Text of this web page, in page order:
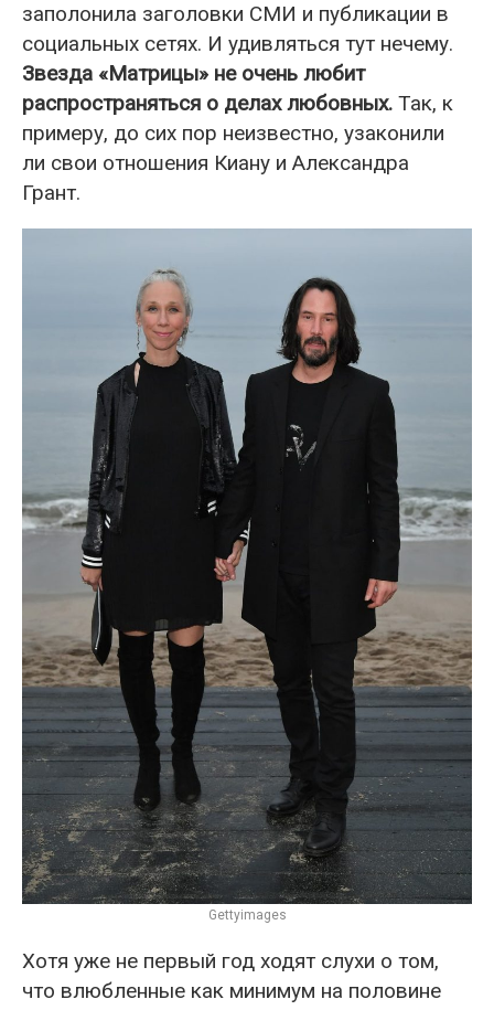
заполонила заголовки СМИ и публикации в
социальных сетях. И удивляться тут нечему.
Звезда «Матрицы» не очень любит
распространяться о делах любовных. Так, к
примеру, до сих пор неизвестно, узаконили
ли свои отношения Киану и Александра
Грант.
Gettyimages
Хотя уже не первый год ходят слухи о том,
что влюбленные как минимум на половине